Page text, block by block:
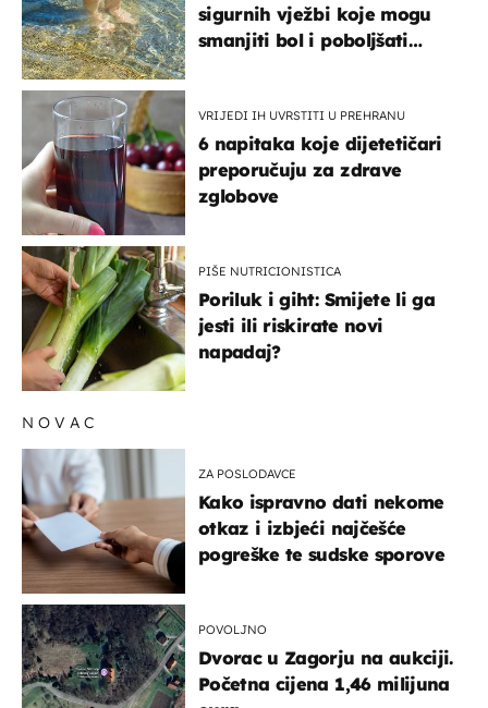
sigurnih vježbi koje mogu
smanjiti bol i poboljšati
VRIJEDI IH UVRSTITI U PREHRANU
6 napitaka koje dijetetičari
preporučuju za zdrave
zglobove
PIŠE NUTRICIONISTICA
Poriluk i giht: Smijete li ga
jesti ili riskirate novi
napadaj?
NOVAC
ZA POSLODAVCE
Kako ispravno dati nekome
otkaz i izbjeći najčešće
pogreške te sudske sporove
POVOLJNO
Dvorac u Zagorju na aukciji.
Početna cijena 1,46 milijuna